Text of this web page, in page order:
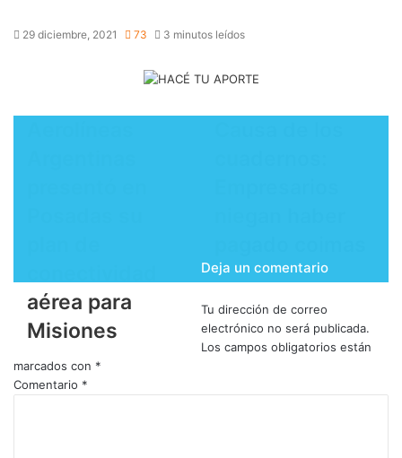
29 diciembre, 2021 73 3 minutos leídos
aérea para
Misiones
Deja un comentario
Tu dirección de correo
electrónico no será publicada.
Los campos obligatorios están
marcados con *
Comentario *